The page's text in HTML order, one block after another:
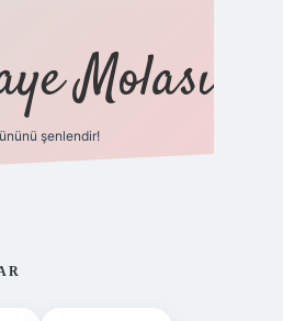
Molası
şenlendir!